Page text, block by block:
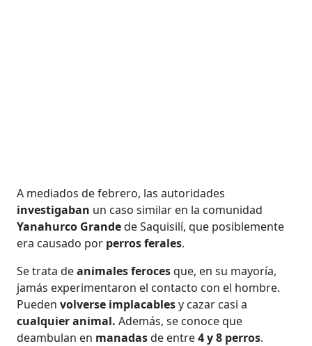
A mediados de febrero, las autoridades
investigaban un caso similar en la comunidad
Yanahurco Grandede Saquisilí, que posiblemente
era causado por perros ferales.
Se trata deanimales ferocesque, en su mayoría,
jamás experimentaron el contacto con el hombre.
Puedenvolverse implacablesy cazar casi a
cualquier animal.Además, se conoce que
deambulan en manadasde entre4 y 8 perros.